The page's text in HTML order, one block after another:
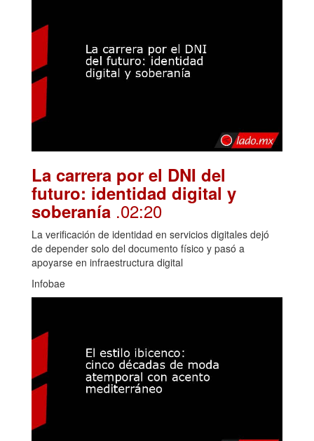
La carrera por el DNI del
futuro: identidad digital y
soberanía .02:20
La verificación de identidad en servicios digitales dejó
de depender solo del documento físico y pasó a
apoyarse en infraestructura digital
Infobae